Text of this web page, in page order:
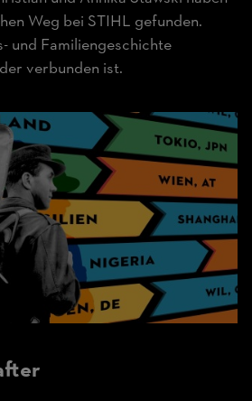
Weg bei STIHL gefunden.
und Familiengeschichte
verbunden ist.